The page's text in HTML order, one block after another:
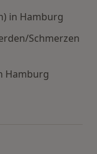
in Hamburg
Schmerzen
Hamburg